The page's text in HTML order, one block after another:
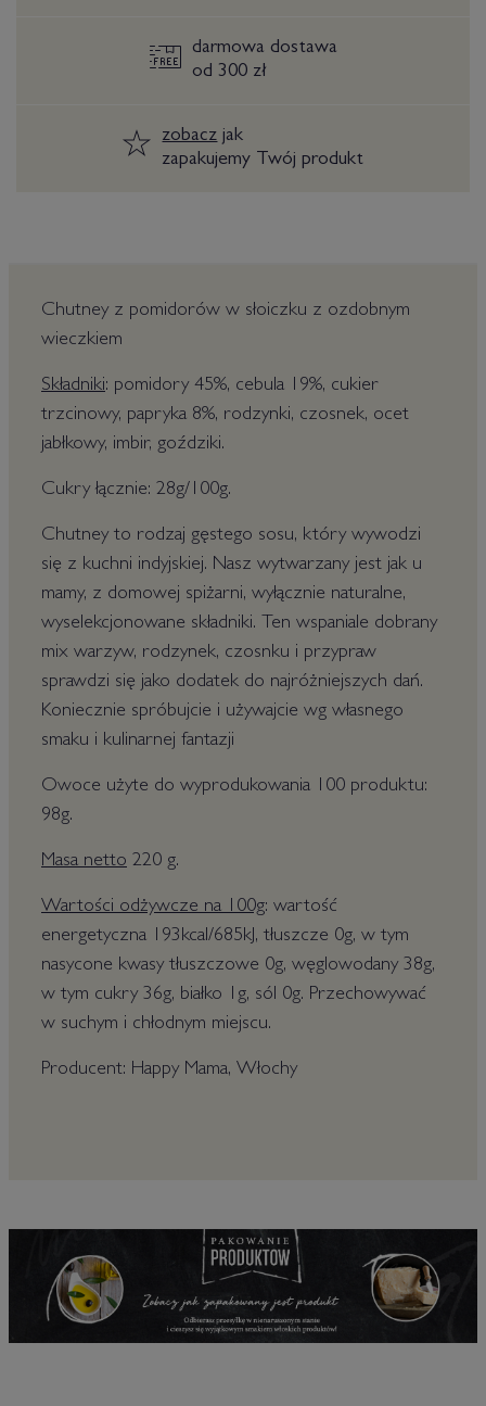
darmowa dostawa
od 300 zł
zobaczjak
zapakujemy Twój produkt
Chutney z pomidorów w słoiczku z ozdobnym
wieczkiem
Składniki: pomidory 45%, cebula 19%, cukier
trzcinowy, papryka 8%, rodzynki, czosnek, ocet
jabłkowy, imbir, goździki.
Cukry łącznie: 28g/100g.
Chutney to rodzaj gęstego sosu, który wywodzi
się z kuchni indyjskiej. Nasz wytwarzany jest jak u
mamy, z domowej spiżarni, wyłącznie naturalne,
wyselekcjonowane składniki. Ten wspaniale dobrany
mix warzyw, rodzynek, czosnku i przypraw
sprawdzi się jako dodatek do najróżniejszych dań.
Koniecznie spróbujcie i używajcie wg własnego
smaku i kulinarnej fantazji
Owoce użyte do wyprodukowania 100 produktu:
98g.
Masa netto 220 g.
Wartości odżywcze na 100g: wartość
energetyczna 193kcal/685kJ, tłuszcze 0g, w tym
nasycone kwasy tłuszczowe 0g, węglowodany 38g,
w tym cukry 36g, białko 1g, sól 0g. Przechowywać
w suchym i chłodnym miejscu.
Producent: Happy Mama, Włochy